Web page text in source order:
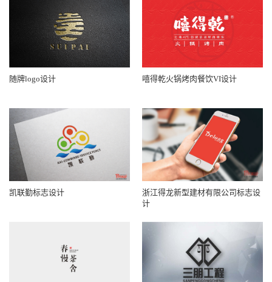
随牌logo设计 嘻得乾火锅烤肉餐饮VI设计
凯联勤标志设计
浙江得龙新型建材有限公司标志设
计